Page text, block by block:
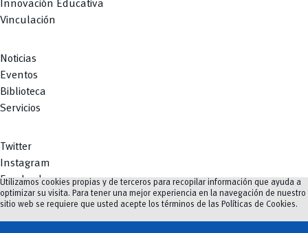
Innovación Educativa
Vinculación
Noticias
Eventos
Biblioteca
Servicios
Twitter
Instagram
Facebook
Youtube
Utilizamos cookies propias y de terceros para recopilar información que ayuda a
optimizar su visita. Para tener una mejor experiencia en la navegación de nuestro
sitio web se requiere que usted acepte los términos de las Políticas de Cookies.